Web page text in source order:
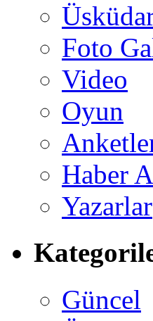
Foto
Video
Oyun
Haber
Yazarlar
Güncel